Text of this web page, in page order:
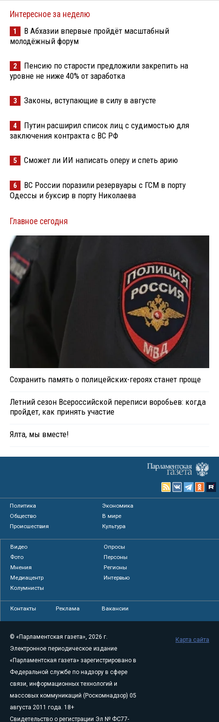
Интересное за неделю
1
В Абхазии впервые пройдёт масштабный
молодёжный форум
2
Пенсию по старости предложили закрепить на
уровне не ниже 40% от заработка
3 Законы, вступающие в силу в августе
4
Путин расширил список лиц с судимостью для
заключения контракта с ВС РФ
5 Сможет ли ИИ написать оперу и спеть арию
6
ВС России поразили резервуары с ГСМ в порту
Одессы и буксир в порту Николаева
Главное сегодня
Сохранить память о полицейских-героях станет проще
Летний сезон Всероссийской переписи воробьев: когда
пройдет, как принять участие
Ялта, мы вместе!
Политика
Экономика
Общество
В мире
Происшествия
Культура
Видео
Опросы
Фото
Персоны
Мнения
Регионы
Медиацентр
Интервью
Колумнисты
Контакты Реклама Вакансии
© «Парламентская газета», 2026 г.
Электронное периодическое издание
«Парламентская газета» зарегистрировано в
Федеральной службе по надзору в сфере
связи, информационных технологий и
массовых коммуникаций (Роскомнадзор) 05
августа 2011 года. 18+
Свидетельство о регистрации Эл № ФС77-
Карта сайта